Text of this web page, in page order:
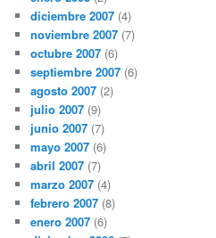
diciembre 2007 (4)
noviembre 2007 (7)
octubre 2007 (6)
septiembre 2007 (6)
agosto 2007 (2)
julio 2007 (9)
junio 2007 (7)
mayo 2007 (6)
abril 2007 (7)
marzo 2007 (4)
febrero 2007 (8)
enero 2007 (6)